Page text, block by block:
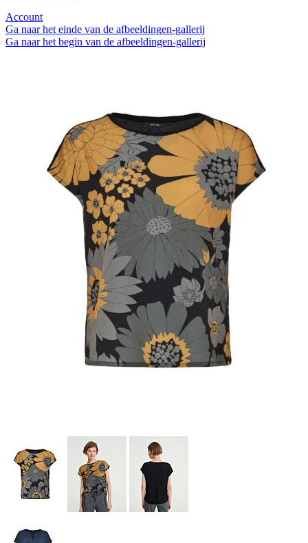
Account
Ga naar het einde van de afbeeldingen-gallerij
Ga naar het begin van de afbeeldingen-gallerij